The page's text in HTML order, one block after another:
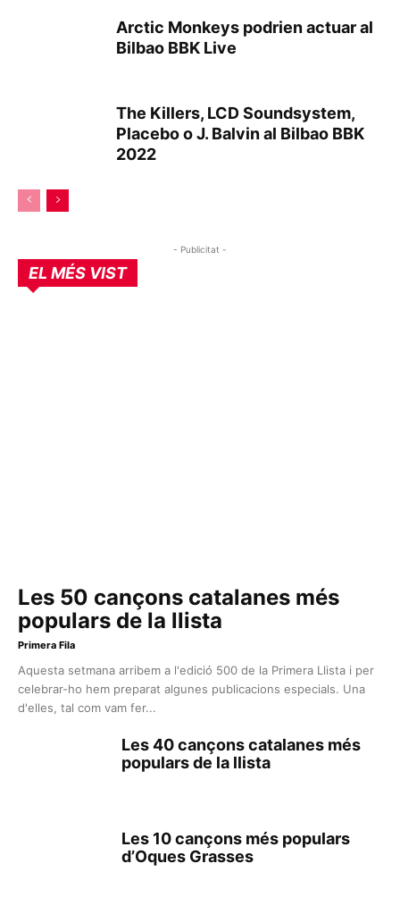
Arctic Monkeys podrien actuar al
Bilbao BBK Live
The Killers, LCD Soundsystem,
Placebo o J. Balvin al Bilbao BBK
2022
- Publicitat -
EL MÉS VIST
Les 50 cançons catalanes més
populars de la llista
Primera Fila
Aquesta setmana arribem a l'edició 500 de la Primera Llista i per
celebrar-ho hem preparat algunes publicacions especials. Una
d'elles, tal com vam fer...
Les 40 cançons catalanes més
populars de la llista
Les 10 cançons més populars
d’Oques Grasses